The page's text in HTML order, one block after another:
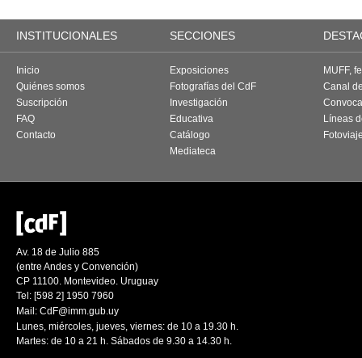
INSTITUCIONALES SECCIONES
Inicio
Quiénes somos
Suscripción
FAQ
Contacto
Exposiciones
Fotografías del CdF
Investigación
Educativa
Catálogo
Mediateca
MUFF,
Canal
Líneas
Av. 18 de Julio 885
(entre Andes y Convención)
CP 11100. Montevideo. Uruguay
Tel: [598 2] 1950 7960
Mail: CdF@imm.gub.uy
Lunes, miércoles, jueves, viernes: de 10 a 19.30 h.
Martes: de 10 a 21 h. Sábados de 9.30 a 14.30 h.